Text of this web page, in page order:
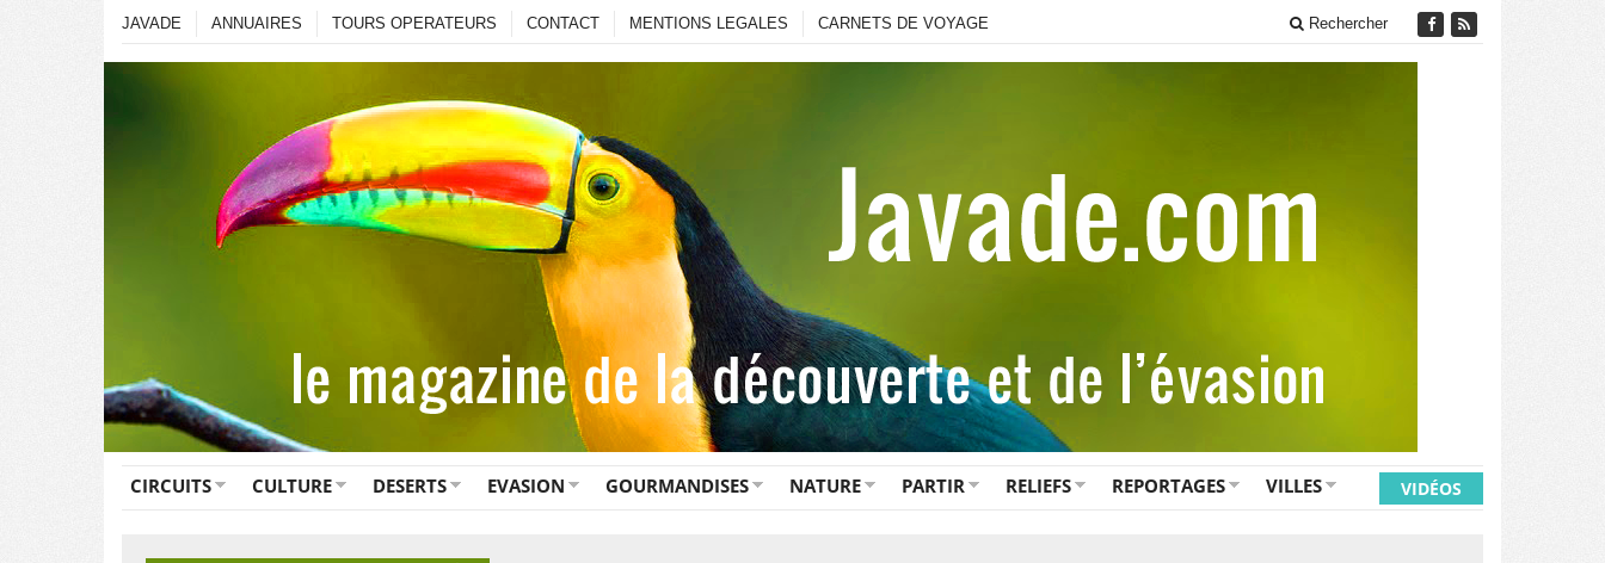
JAVADE ANNUAIRES TOURS OPERATEURS CONTACT MENTIONS LEGALES CARNETS DE VOYAGE Rechercher
CIRCUITS CULTURE DESERTS EVASION GOURMANDISES NATURE PARTIR RELIEFS REPORTAGES VILLES VIDÉOS